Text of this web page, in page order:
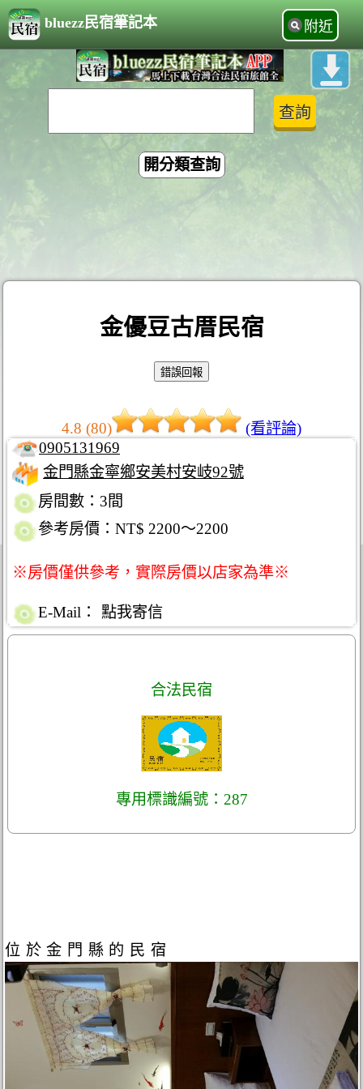
bluezz民宿筆記本 附近
開分類查詢
金優豆古厝民宿
4.8 (80)
(看評論)
0905131969
金門縣金寧鄉安美村安岐92號
房間數：3間
參考房價：NT$ 2200～2200
※房價僅供參考，實際房價以店家為準※
E-Mail： 點我寄信
合法民宿
專用標識編號：287
位於金門縣的民宿